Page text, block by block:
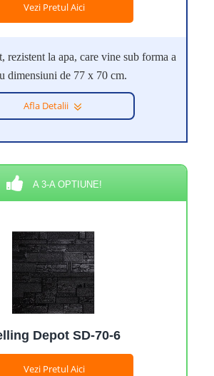
Vezi Pretul Aici
rezistent la apa, care vine sub forma a
dimensiuni de 77 x 70 cm.
Afla Detalii
A 3-A OPTIUNE!
Depot SD-70-6
Vezi Pretul Aici